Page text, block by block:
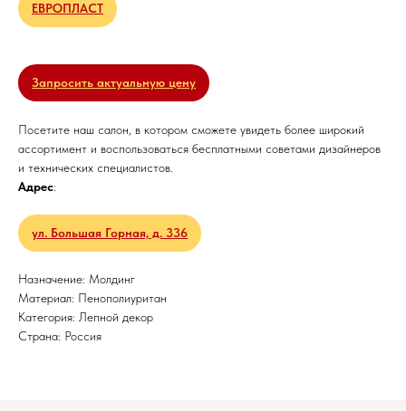
ЕВРОПЛАСТ
Запросить актуальную цену
Посетите наш салон, в котором сможете увидеть более широкий
ассортимент и воспользоваться бесплатными советами дизайнеров
и технических специалистов.
Адрес:
ул. Большая Горная, д. 336
Назначение: Молдинг
Материал: Пенополиуритан
Категория: Лепной декор
Страна: Россия